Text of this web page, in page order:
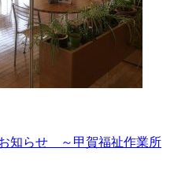
知らせ ～甲賀福祉作業所